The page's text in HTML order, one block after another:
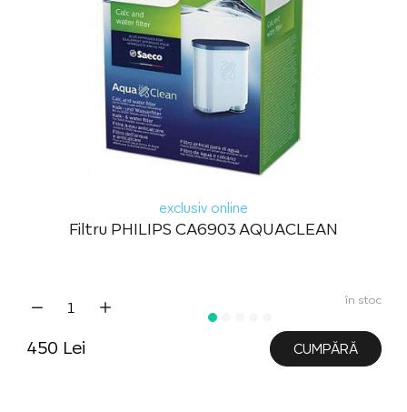
exclusiv online
Filtru PHILIPS CA6903 AQUACLEAN
în stoc
450 Lei CUMPĂRĂ